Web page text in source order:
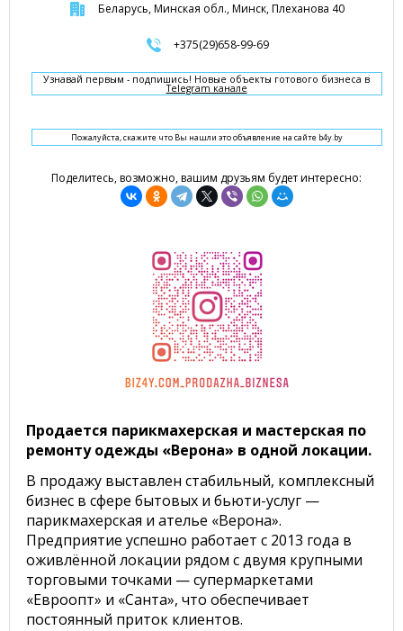
Беларусь, Минская обл., Минск, Плеханова 40
+375(29)658-99-69
Узнавай первым - подпишись! Новые объекты готового бизнеса в
Telegram канале
Пожалуйста, скажите что Вы нашли это объявление на сайте b4y.by
Поделитесь, возможно, вашим друзьям будет интересно:
Продается парикмахерская и мастерская по
ремонту одежды «Верона» в одной локации.
В продажу выставлен стабильный, комплексный
бизнес в сфере бытовых и бьюти-услуг —
парикмахерская и ателье «Верона».
Предприятие успешно работает с 2013 года в
оживлённой локации рядом с двумя крупными
торговыми точками — супермаркетами
«Евроопт» и «Санта», что обеспечивает
постоянный приток клиентов.